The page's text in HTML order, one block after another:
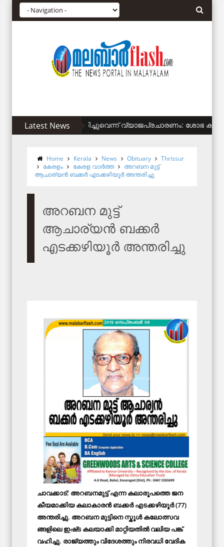
Latest News
നിഷേധിച്ചുവെന്ന് വ്യാജപ്രചാരണം: ശോഭ
Home Kerala News Obituary
Thrissur
കേരളം
കേരള വാര്‍ത്ത
അറബന മുട്ട്
ആചാര്യന്‍ ബക്കര്‍ എടക്കഴിയൂര്‍ അന്തരിച്ചു
അറബന മുട്ട്
ആചാര്യന്‍ ബക്കര്‍
എടക്കഴിയൂര്‍ അന്തരിച്ചു
ചാ​വ​ക്കാ​ട്: അ​റ​ബ​ന​മു​ട്ട് എ​ന്ന ക​ലാ​രൂ​പ​ത്തെ ജ​ന​
കീ​യ​മാ​ക്കി​യ ക​ലാ​കാ​ര​ൻ ബ​ക്ക​ര്‍ എ​ട​ക്ക​ഴി​യൂ​ര്‍ (77)
അന്തരിച്ചു. അ​റ​ബ​ന മു​ട്ടി​നെ സ്കൂ​ൾ ക​ലോ​ത്സ​വ​
ങ്ങ​ളി​ലെ ഇ​ഷ്​​ട ക​ല​യാ​ക്കി മാ​റ്റി​യ​തി​ല്‍ വ​ലി​യ പ​ങ്ക്
വ​ഹി​ച്ചു. രാ​ജ്യ​ത്തും വി​ദേ​ശ​ത്തും നി​ര​വ​ധി വേ​ദി​ക​